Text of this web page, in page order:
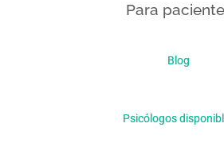
Para
Blog
Psicólogos